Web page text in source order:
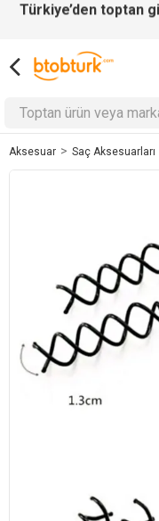
Türkiye’den toptan
Aksesuar Saç Aksesuarları